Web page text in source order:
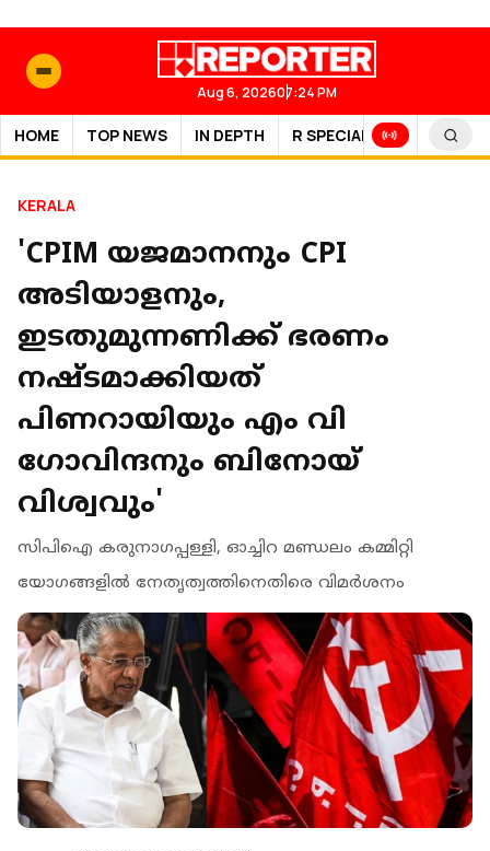
Aug 6, 202607:24 PM
HOME TOP NEWS IN DEPTH R SPECIAL SPORTS
KERALA
'CPIM യജമാനനും CPI
അടിയാളനും,
ഇടതുമുന്നണിക്ക് ഭരണം
നഷ്ടമാക്കിയത്
പിണറായിയും എം വി
ഗോവിന്ദനും ബിനോയ്
വിശ്വവും'
സിപിഐ കരുനാഗപ്പള്ളി, ഓച്ചിറ മണ്ഡലം കമ്മിറ്റി
യോഗങ്ങളില്‍ നേതൃത്വത്തിനെതിരെ വിമര്‍ശനം